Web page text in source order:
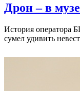
Дрон – в
История оператора
сумел удивить